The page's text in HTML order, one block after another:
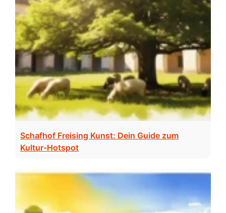
Schafhof Freising Kunst: Dein Guide zum
Kultur-Hotspot